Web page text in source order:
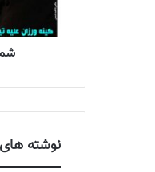
شماره 1491
نوشته